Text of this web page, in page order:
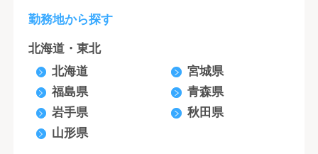
勤務地から探す
北海道・東北
北海道
宮城県
福島県
青森県
岩手県
秋田県
山形県